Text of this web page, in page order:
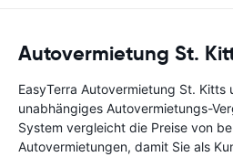
Autovermietung St.
EasyTerra Autovermietung St. Kitts
unabhängiges Autovermietungs-
System vergleicht die Preise von
Autovermietungen, damit Sie als